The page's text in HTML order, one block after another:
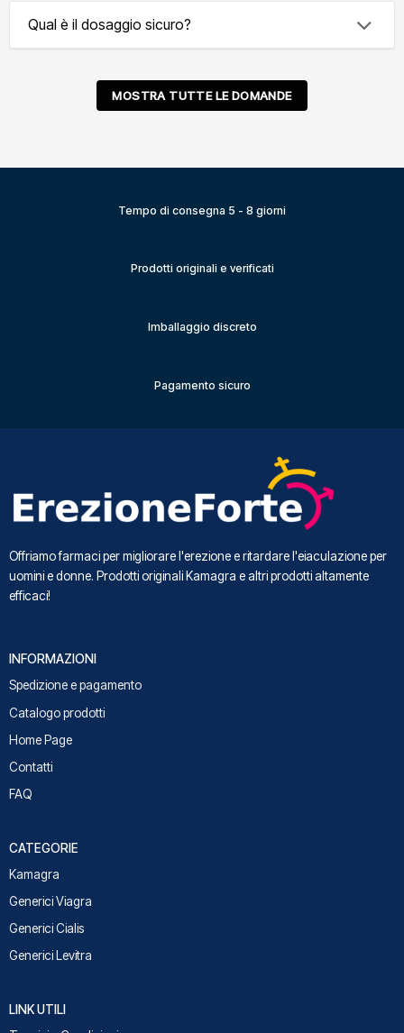
Qual è il dosaggio sicuro?
MOSTRA TUTTE LE DOMANDE
Tempo di consegna 5 - 8 giorni
Prodotti originali e verificati
Imballaggio discreto
Pagamento sicuro
Offriamo farmaci per migliorare l'erezione e ritardare l'eiaculazione per
uomini e donne. Prodotti originali Kamagra e altri prodotti altamente
efficaci!
INFORMAZIONI
Spedizione e pagamento
Catalogo prodotti
Home Page
Contatti
FAQ
CATEGORIE
Kamagra
Generici Viagra
Generici Cialis
Generici Levitra
LINK UTILI